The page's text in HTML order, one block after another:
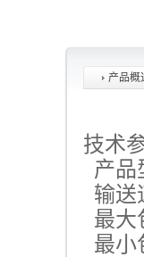
产品概
技术
产品
输送
最大
最小